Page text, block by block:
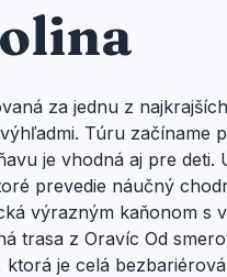
za jednu z
Túru začíname
je vhodná aj pre
prevedie náučný
výrazným kaňonom s
trasa z Oravíc Od
je celá